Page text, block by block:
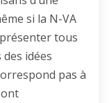
si la N-VA
tous
idées
pas à